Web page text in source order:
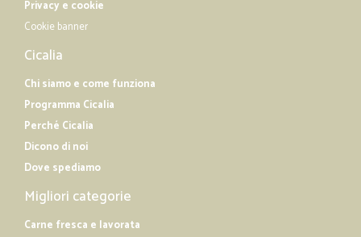
Privacy e cookie
Cookie banner
Cicalia
Chi siamo e come funziona
Programma Cicalia
Perché Cicalia
Dicono di noi
Dove spediamo
Migliori categorie
Carne fresca e lavorata